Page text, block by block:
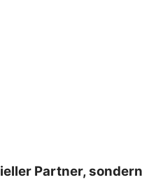
Partner, sondern